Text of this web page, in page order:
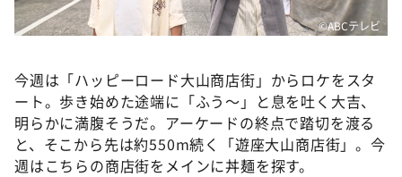
©️ABCテレビ
今週は「ハッピーロード大山商店街」からロケをスタ
ート。歩き始めた途端に「ふう〜」と息を吐く大吉、
明らかに満腹そうだ。アーケードの終点で踏切を渡る
と、そこから先は約550m続く「遊座大山商店街」。今
週はこちらの商店街をメインに丼麺を探す。